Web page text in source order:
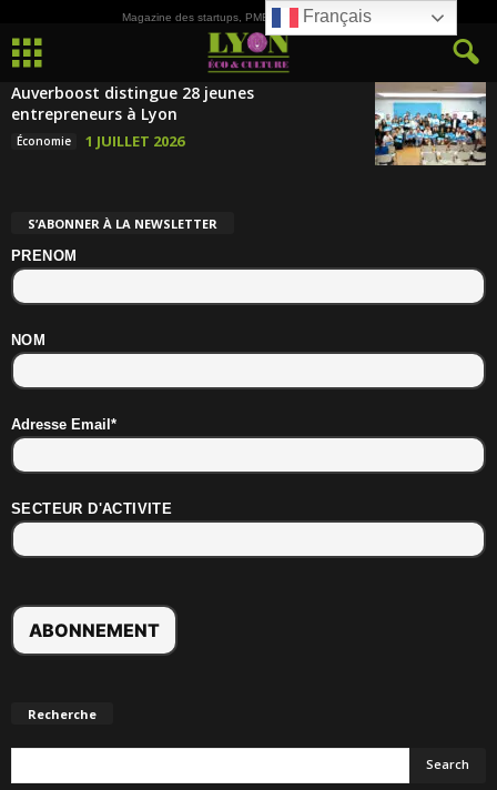
Magazine des startups, PME, ETI et de la Culture
Auverboost distingue 28 jeunes
entrepreneurs à Lyon
Économie 1 JUILLET 2026
S’ABONNER À LA NEWSLETTER
PRENOM
NOM
Adresse Email*
SECTEUR D'ACTIVITE
Recherche
Français